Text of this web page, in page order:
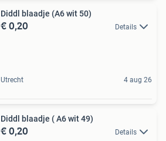
Diddl blaadje (A6 wit 50)
€ 0,20 Details
Utrecht 4 aug 26
Diddl blaadje ( A6 wit 49)
€ 0,20 Details